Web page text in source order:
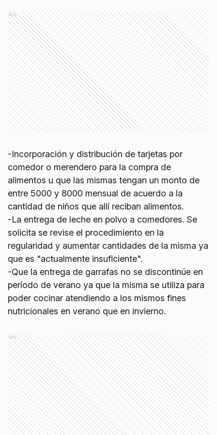
Ads
-Incorporación y distribución de tarjetas por
comedor o merendero para la compra de
alimentos u que las mismas tengan un monto de
entre 5000 y 8000 mensual de acuerdo a la
cantidad de niños que allí reciban alimentos.
-La entrega de leche en polvo a comedores. Se
solicita se revise el procedimiento en la
regularidad y aumentar cantidades de la misma ya
que es "actualmente insuficiente".
-Que la entrega de garrafas no se discontinúe en
período de verano ya que la misma se utiliza para
poder cocinar atendiendo a los mismos fines
nutricionales en verano que en invierno.
Ads